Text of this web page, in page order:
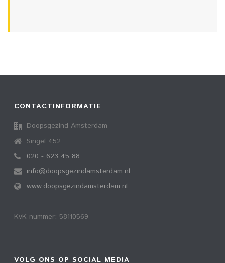
CONTACTINFORMATIE
Doopsgezind Amsterdam
Singel 452
020 - 623 45 88
info@doopsgezindamsterdam.nl
www.doopsgezindamsterdam.nl
KvK nummer: 58110569
VOLG ONS OP SOCIAL MEDIA